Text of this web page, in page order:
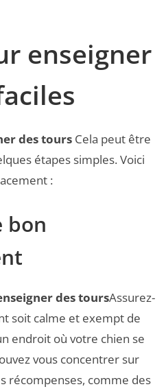
enseigner
des tours Cela peut être
étapes simples. Voici
:
bon
des toursAssurez-
soit calme et exempt de
endroit où votre chien se
vous concentrer sur
récompenses, comme des